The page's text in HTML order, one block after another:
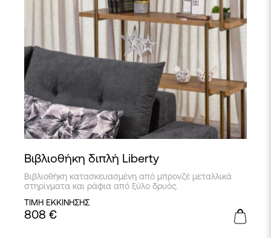
Βιβλιοθήκη διπλή Liberty
Βιβλιοθήκη κατασκευασμένη από μπρονζέ μεταλλικά
στηρίγματα και ράφια από ξύλο δρυός.
ΤΙΜΗ ΕΚΚΙΝΗΣΗΣ
808 €